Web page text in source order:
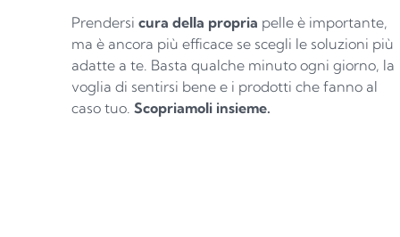
Prendersi cura della propria pelle è importante,
ma è ancora più efficace se scegli le soluzioni più
adatte a te. Basta qualche minuto ogni giorno, la
voglia di sentirsi bene e i prodotti che fanno al
caso tuo. Scopriamoli insieme.